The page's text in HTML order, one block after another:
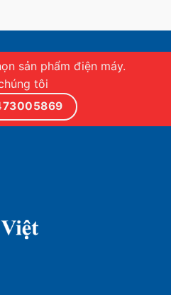
sản phẩm điện máy.
tôi